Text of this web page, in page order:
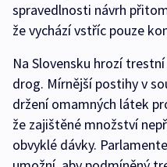
spravedlnosti návrh
že vychází vstříc pouze
Na Slovensku hrozí
drog. Mírnější postihy v
držení omamných látek
že zajištěné množství
obvyklé dávky.